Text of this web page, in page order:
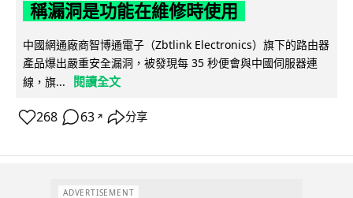
稱漏洞是功能在維修時使用
中國網通廠商智博通電子（Zbtlink Electronics）旗下的路由器
產品爆出嚴重安全漏洞，被發現每 35 秒便會與中國伺服器連
線，旗...
閱讀全文
268 63 ↗ 分享
ADVERTISEMENT